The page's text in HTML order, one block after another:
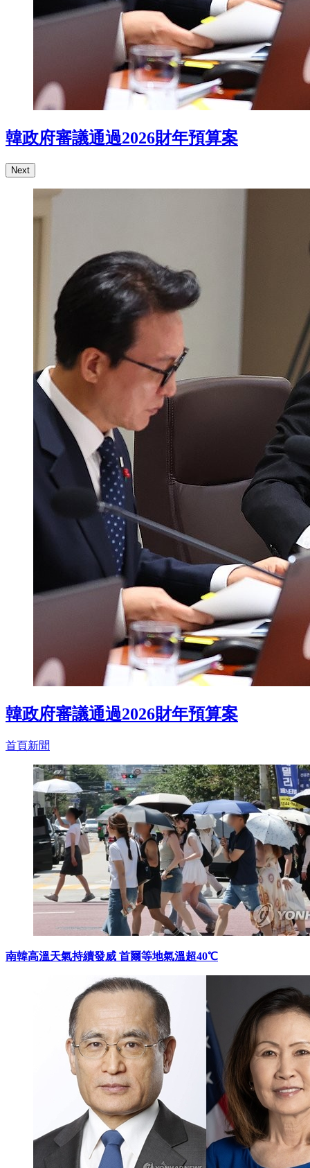
韓政府審議通過2026財年預算案
Next
韓政府審議通過2026財年預算案
首頁新聞
南韓高溫天氣持續發威 首爾等地氣溫超40℃